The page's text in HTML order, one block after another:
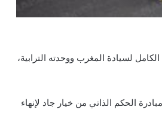
لسيادة المغرب ووحدته الترابية،
الحكم الذاتي من خيار جاد لإنهاء